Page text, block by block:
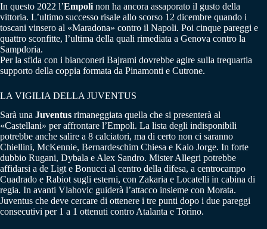
In questo 2022 l’Empoli non ha ancora assaporato il gusto della
vittoria. L’ultimo successo risale allo scorso 12 dicembre quando i
toscani vinsero al «Maradona» contro il Napoli. Poi cinque pareggi e
quattro sconfitte, l’ultima della quali rimediata a Genova contro la
Sampdoria.
Per la sfida con i bianconeri Bajrami dovrebbe agire sulla trequartia
supporto della coppia formata da Pinamonti e Cutrone.
LA VIGILIA DELLA JUVENTUS
Sarà una Juventus rimaneggiata quella che si presenterà al
«Castellani» per affrontare l’Empoli. La lista degli indisponibili
potrebbe anche salire a 8 calciatori, ma di certo non ci saranno
Chiellini, McKennie, Bernardeschim Chiesa e Kaio Jorge. In forte
dubbio Rugani, Dybala e Alex Sandro. Mister Allegri potrebbe
affidarsi a de Ligt e Bonucci al centro della difesa, a centrocampo
Cuadrado e Rabiot sugli esterni, con Zakaria e Locatelli in cabina di
regia. In avanti Vlahovic guiderà l’attacco insieme con Morata.
Juventus che deve cercare di ottenere i tre punti dopo i due pareggi
consecutivi per 1 a 1 ottenuti contro Atalanta e Torino.